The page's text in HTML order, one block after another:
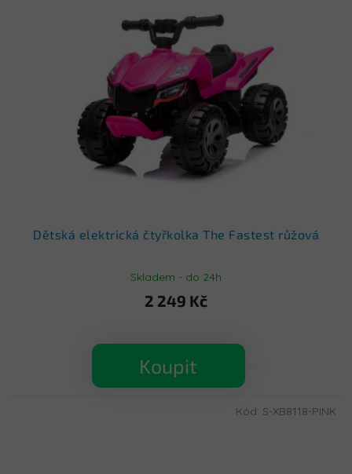
Dětská elektrická čtyřkolka The Fastest růžová
Skladem - do 24h
2 249 Kč
Koupit
Kód: S-XB8118-PINK